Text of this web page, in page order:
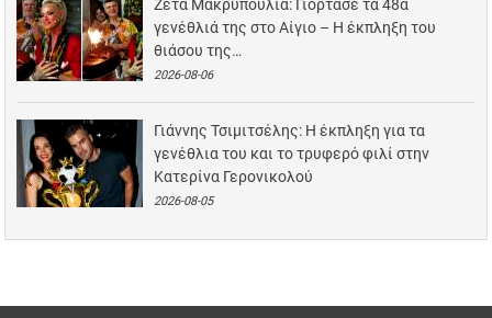
Ζέτα Μακρυπούλια: Γιόρτασε τα 48α
γενέθλιά της στο Αίγιο – Η έκπληξη του
θιάσου της…
2026-08-06
Γιάννης Τσιμιτσέλης: Η έκπληξη για τα
γενέθλια του και το τρυφερό φιλί στην
Κατερίνα Γερονικολού
2026-08-05